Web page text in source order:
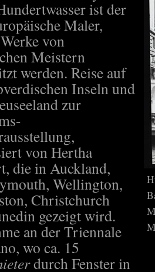
ist der
Maler,
von
Meistern
werden. Reise auf
Inseln und
zur
von Hertha
die in Auckland,
Wellington,
Christchurch
gezeigt wird.
an der Triennale
wo ca. 15
durch Fenster in